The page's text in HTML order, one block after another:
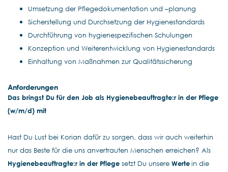
Umsetzung der Pflegedokumentation und –planung
Sicherstellung und Durchsetzung der Hygienestandards
Durchführung von hygienespezifischen Schulungen
Konzeption und Weiterentwicklung von Hygienestandards
Einhaltung von Maßnahmen zur Qualitätssicherung
Anforderungen
Das bringst Du für den Job als Hygienebeauftragte:r in der Pflege
(w/m/d) mit
Hast Du Lust bei Korian dafür zu sorgen, dass wir auch weiterhin
nur das Beste für die uns anvertrauten Menschen erreichen? Als
Hygienebeauftragte:r in der Pflege setzt Du unsere Wertein die